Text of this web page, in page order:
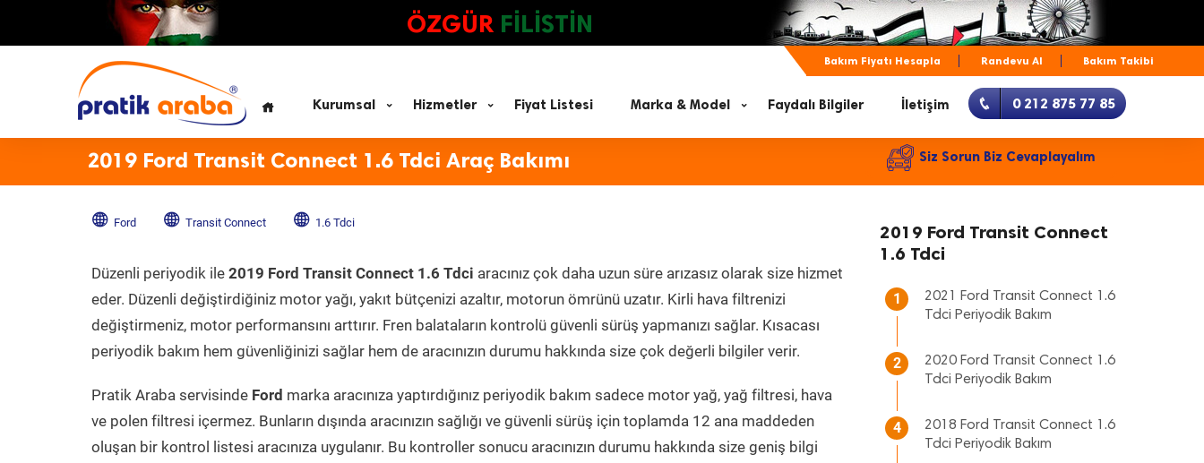
ÖZGÜR FİLİSTİN
Bakım Fiyatı Hesapla Randevu Al Bakım Takibi
Kurumsal Hizmetler Fiyat Listesi Marka & Model Faydalı Bilgiler İletişim 0 212 875 77 85
2019 Ford Transit Connect 1.6 Tdci Araç Bakımı Siz Sorun Biz Cevaplayalım
Ford Transit Connect 1.6 Tdci
Düzenli periyodik ile 2019 Ford Transit Connect 1.6 Tdci aracınız çok daha uzun süre arızasız olarak size hizmet
eder. Düzenli değiştirdiğiniz motor yağı, yakıt bütçenizi azaltır, motorun ömrünü uzatır. Kirli hava filtrenizi
değiştirmeniz, motor performansını arttırır. Fren balataların kontrolü güvenli sürüş yapmanızı sağlar. Kısacası
periyodik bakım hem güvenliğinizi sağlar hem de aracınızın durumu hakkında size çok değerli bilgiler verir.
Pratik Araba servisinde Ford marka aracınıza yaptırdığınız periyodik bakım sadece motor yağ, yağ filtresi, hava
ve polen filtresi içermez. Bunların dışında aracınızın sağlığı ve güvenli sürüş için toplamda 12 ana maddeden
oluşan bir kontrol listesi aracınıza uygulanır. Bu kontroller sonucu aracınızın durumu hakkında size geniş bilgi
2019 Ford Transit Connect
1.6 Tdci
1
2021 Ford Transit Connect 1.6
Tdci Periyodik Bakım
2
2020 Ford Transit Connect 1.6
Tdci Periyodik Bakım
4
2018 Ford Transit Connect 1.6
Tdci Periyodik Bakım